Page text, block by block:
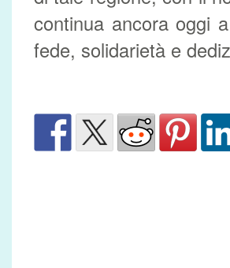
continua ancora oggi
fede, solidarietà e